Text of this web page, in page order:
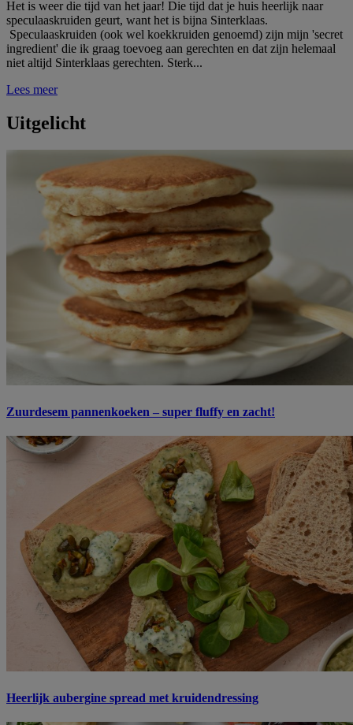
Het is weer die tijd van het jaar! Die tijd dat je huis heerlijk naar
speculaaskruiden geurt, want het is bijna Sinterklaas.
Speculaaskruiden (ook wel koekkruiden genoemd) zijn mijn 'secret
ingredient' die ik graag toevoeg aan gerechten en dat zijn helemaal
niet altijd Sinterklaas gerechten. Sterk...
Lees meer
Uitgelicht
Zuurdesem pannenkoeken – super fluffy en zacht!
Heerlijk aubergine spread met kruidendressing